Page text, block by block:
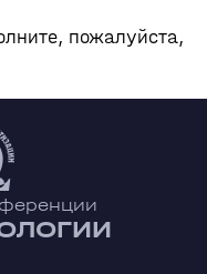
пожалуйста,